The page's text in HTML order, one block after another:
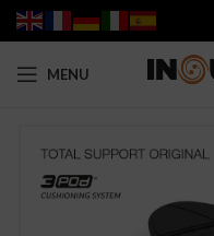
MENU